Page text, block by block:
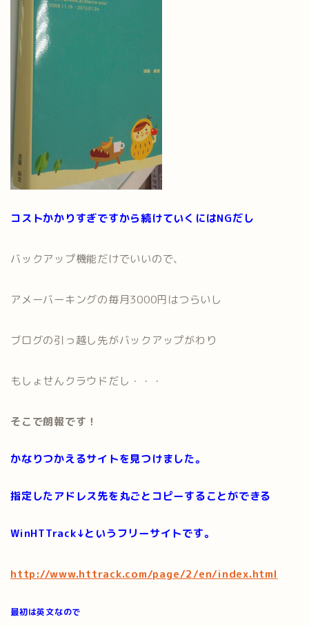
コストかかりすぎですから続けていくにはNGだし
バックアップ機能だけでいいので、
アメーバーキングの毎月3000円はつらいし
ブログの引っ越し先がバックアップがわり
もしょせんクラウドだし・・・
そこで朗報です！
かなりつかえるサイトを見つけました。
指定したアドレス先を丸ごとコピーすることができる
WinHTTrack↓というフリーサイトです。
http://www.httrack.com/page/2/en/index.html
最初は英文なので